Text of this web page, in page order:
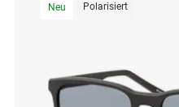
Neu Polarisiert